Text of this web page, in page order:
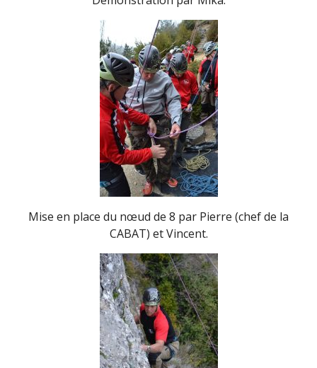
Mise en place du nœud de 8 par Pierre (chef de la
CABAT) et Vincent.